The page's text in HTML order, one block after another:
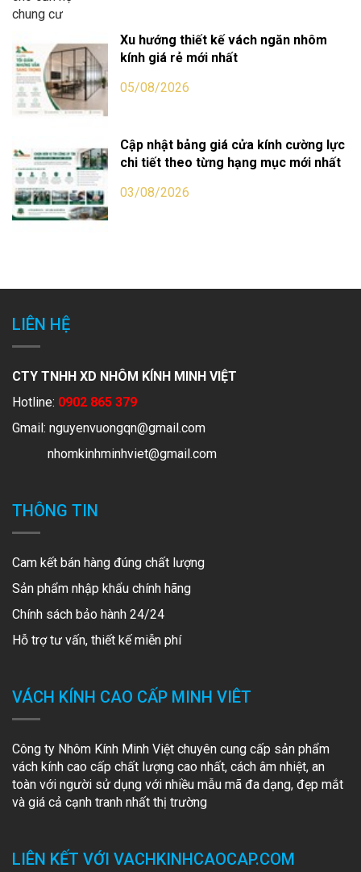
Xu hướng thiết kế vách ngăn nhôm
kính giá rẻ mới nhất
05/08/2026
Cập nhật bảng giá cửa kính cường lực
chi tiết theo từng hạng mục mới nhất
03/08/2026
LIÊN HỆ
CTY TNHH XD NHÔM KÍNH MINH VIỆT
Hotline: 0902 865 379
Gmail: nguyenvuongqn@gmail.com
nhomkinhminhviet@gmail.com
THÔNG TIN
Cam kết bán hàng đúng chất lượng
Sản phẩm nhập khẩu chính hãng
Chính sách bảo hành 24/24
Hỗ trợ tư vấn, thiết kế miễn phí
VÁCH KÍNH CAO CẤP MINH VIÊT
Công ty Nhôm Kính Minh Việt chuyên cung cấp sản phẩm
vách kính cao cấp chất lượng cao nhất, cách âm nhiệt, an
toàn với người sử dụng với nhiều mẫu mã đa dạng, đẹp mắt
và giá cả cạnh tranh nhất thị trường
LIÊN KẾT VỚI VACHKINHCAOCAP.COM